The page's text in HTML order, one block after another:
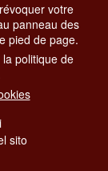
e Moda.
08
votre
panneau des
pied de page.
politique de
sito